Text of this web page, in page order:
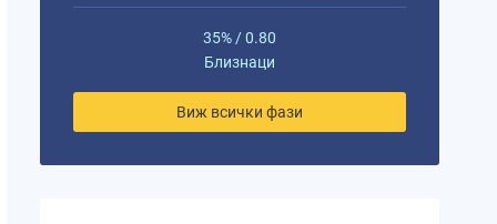
35% / 0.80
Близнаци
Виж всички фази